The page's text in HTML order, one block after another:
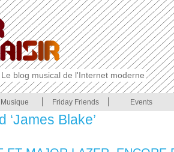
blog musical de l'Internet moderne
Musique Friday Friends Events
‘James Blake’